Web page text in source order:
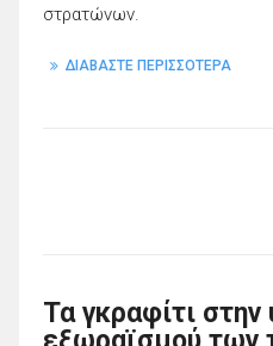
στρατώνων.
ΔΙΑΒΑΣΤΕ ΠΕΡΙΣΣΟΤΕΡΑ
Τα γκραφίτι στην